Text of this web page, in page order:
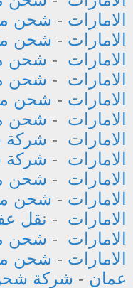
الامارات - شحن
الامارات - شحن
الامارات - شحن
الامارات - شحن
الامارات - شحن
الامارات - شحن
الامارات - شركة
الامارات - شركة
الامارات - شحن
الامارات - شحن
الامارات - نقل
الامارات - شحن
الامارات - شحن
عمان - شركة